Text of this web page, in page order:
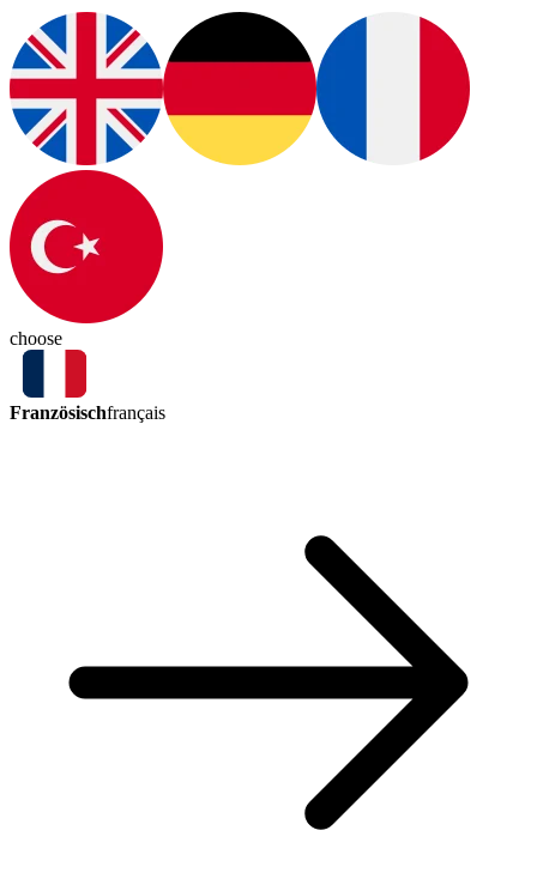
choose
Französischfrançais